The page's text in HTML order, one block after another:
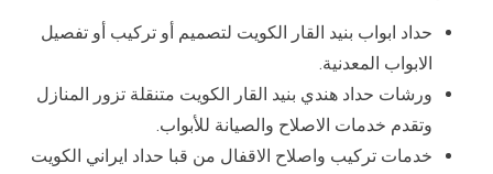
حداد ابواب بنيد القار الكويت لتصميم أو تركيب أو تفصيل
الابواب المعدنية.
ورشات حداد هندي بنيد القار الكويت متنقلة تزور المنازل
وتقدم خدمات الاصلاح والصيانة للأبواب.
خدمات تركيب واصلاح الاقفال من قبا حداد ايراني الكويت